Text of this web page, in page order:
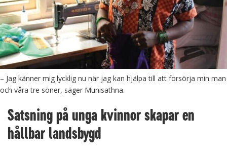
– Jag känner mig lycklig nu när jag kan hjälpa till att försörja min man
och våra tre söner, säger Munisathna.
Satsning på unga kvinnor skapar en
hållbar landsbygd